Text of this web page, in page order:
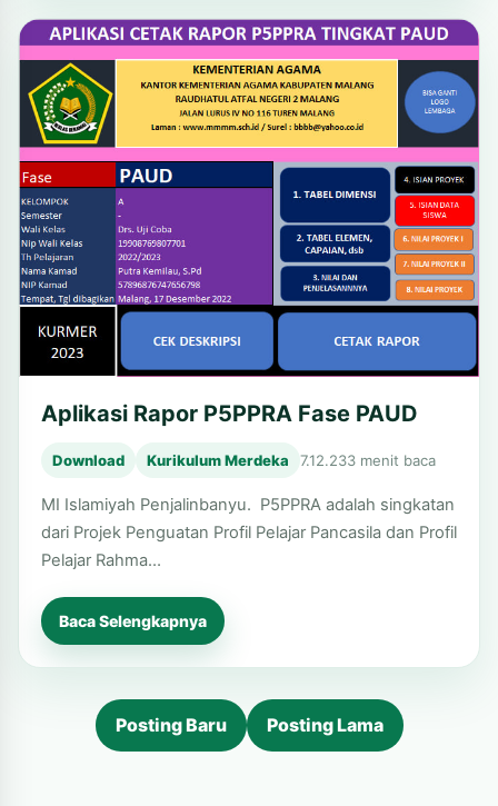
Aplikasi Rapor P5PPRA Fase PAUD
Download Kurikulum Merdeka 7.12.233 menit baca
MI Islamiyah Penjalinbanyu. P5PPRA adalah singkatan
dari Projek Penguatan Profil Pelajar Pancasila dan Profil
Pelajar Rahma…
Baca Selengkapnya
Posting Baru Posting Lama